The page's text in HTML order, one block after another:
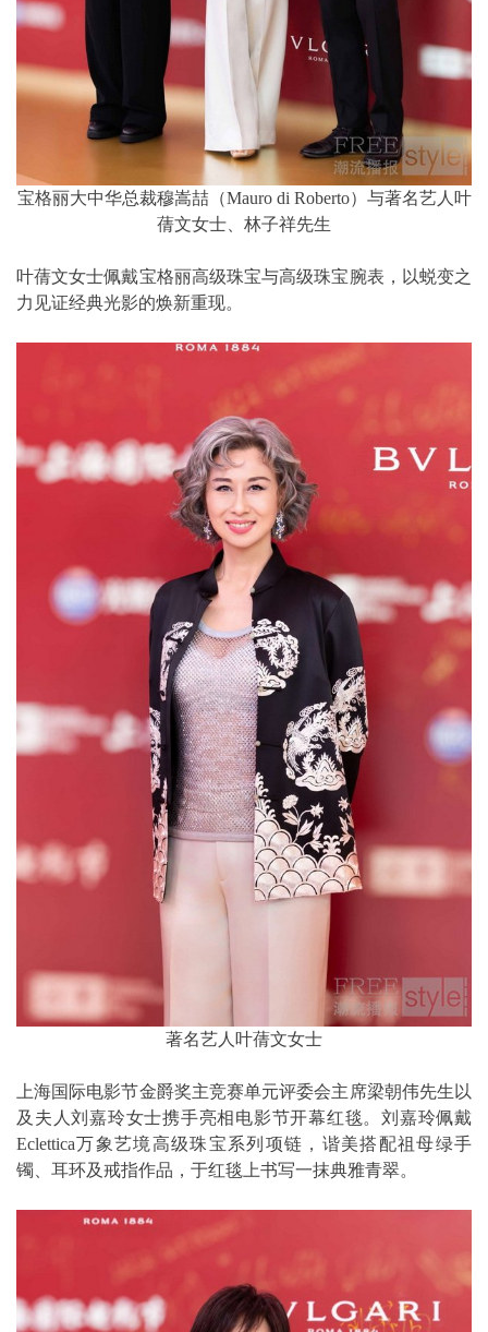
宝格丽大中华总裁穆嵩喆（Mauro di Roberto）与著名艺人叶
蒨文女士、林子祥先生
叶蒨文女士佩戴宝格丽高级珠宝与高级珠宝腕表，以蜕变之
力见证经典光影的焕新重现。
著名艺人叶蒨文女士
上海国际电影节金爵奖主竞赛单元评委会主席梁朝伟先生以
及夫人刘嘉玲女士携手亮相电影节开幕红毯。刘嘉玲佩戴
Eclettica万象艺境高级珠宝系列项链，谐美搭配祖母绿手
镯、耳环及戒指作品，于红毯上书写一抹典雅青翠。